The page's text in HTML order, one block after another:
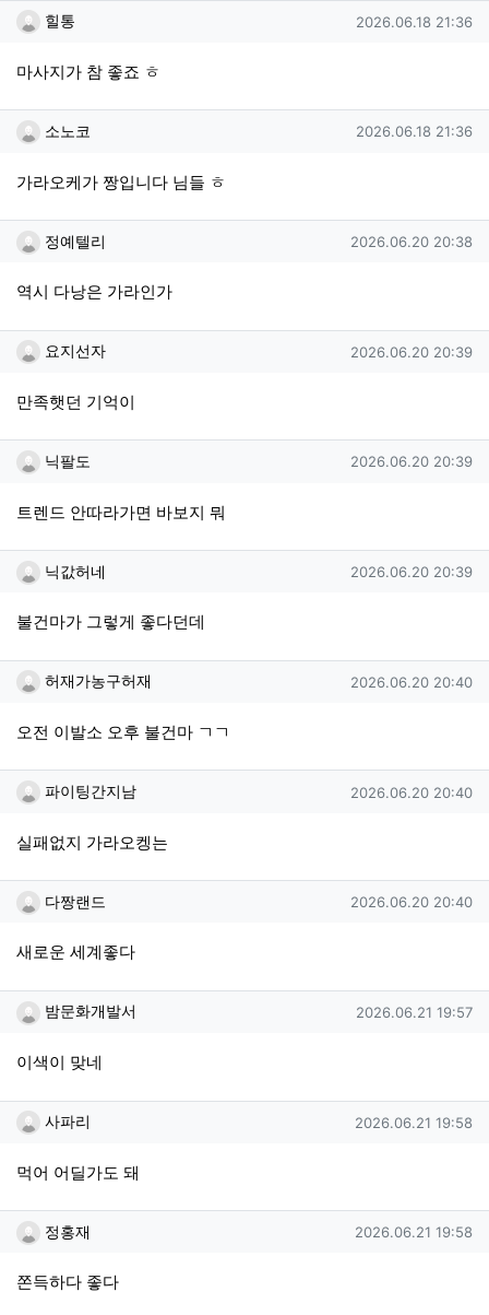
힐통님의 댓글
힐통 작성일
2026.06.18 21:36
마사지가 참 좋죠 ㅎ
소노코님의 댓글
소노코 작성일
2026.06.18 21:36
가라오케가 짱입니다 님들 ㅎ
정예텔리님의 댓글
정예텔리 작성일
2026.06.20 20:38
역시 다낭은 가라인가
요지선자님의 댓글
요지선자 작성일
2026.06.20 20:39
만족햇던 기억이
닉팔도님의 댓글
닉팔도 작성일
2026.06.20 20:39
트렌드 안따라가면 바보지 뭐
닉값허네님의 댓글
닉값허네 작성일
2026.06.20 20:39
불건마가 그렇게 좋다던데
허재가농구허재님의 댓글
허재가농구허재 작성일
2026.06.20 20:40
오전 이발소 오후 불건마 ㄱㄱ
파이팅간지남님의 댓글
파이팅간지남 작성일
2026.06.20 20:40
실패없지 가라오켕는
다짱랜드님의 댓글
다짱랜드 작성일
2026.06.20 20:40
새로운 세계좋다
밤문화개발서님의 댓글
밤문화개발서 작성일
2026.06.21 19:57
이색이 맞네
사파리님의 댓글
사파리 작성일
2026.06.21 19:58
먹어 어딜가도 돼
정홍재님의 댓글
정홍재 작성일
2026.06.21 19:58
쫀득하다 좋다